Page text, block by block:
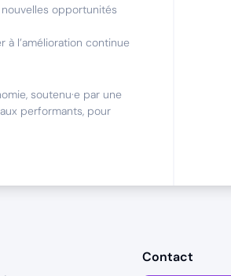
opportunités
l’amélioration continue
soutenu·e par une
performants, pour
de distribution.
Contact